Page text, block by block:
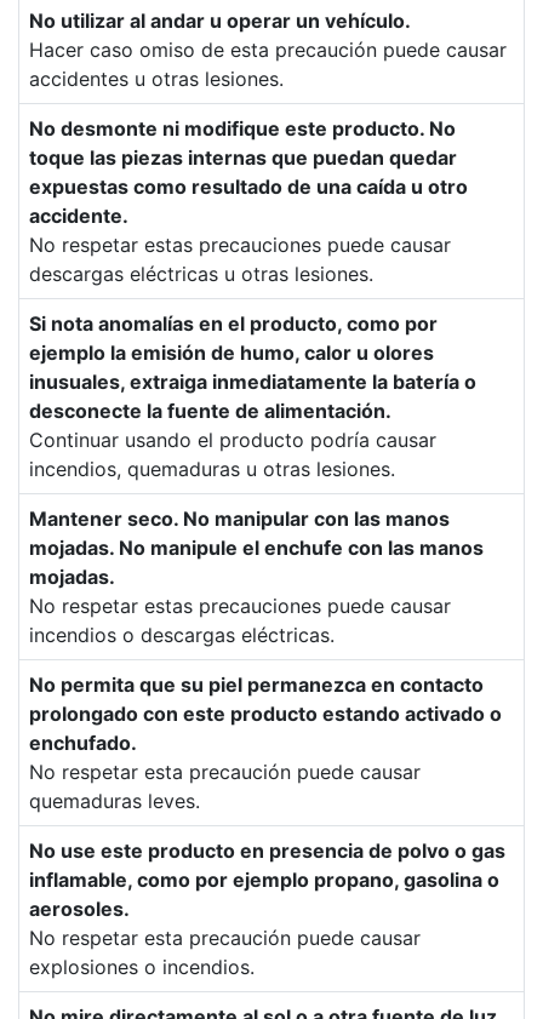
No utilizar al andar u operar un vehículo.
Hacer caso omiso de esta precaución puede causar
accidentes u otras lesiones.
No desmonte ni modifique este producto. No
toque las piezas internas que puedan quedar
expuestas como resultado de una caída u otro
accidente.
No respetar estas precauciones puede causar
descargas eléctricas u otras lesiones.
Si nota anomalías en el producto, como por
ejemplo la emisión de humo, calor u olores
inusuales, extraiga inmediatamente la batería o
desconecte la fuente de alimentación.
Continuar usando el producto podría causar
incendios, quemaduras u otras lesiones.
Mantener seco. No manipular con las manos
mojadas. No manipule el enchufe con las manos
mojadas.
No respetar estas precauciones puede causar
incendios o descargas eléctricas.
No permita que su piel permanezca en contacto
prolongado con este producto estando activado o
enchufado.
No respetar esta precaución puede causar
quemaduras leves.
No use este producto en presencia de polvo o gas
inflamable, como por ejemplo propano, gasolina o
aerosoles.
No respetar esta precaución puede causar
explosiones o incendios.